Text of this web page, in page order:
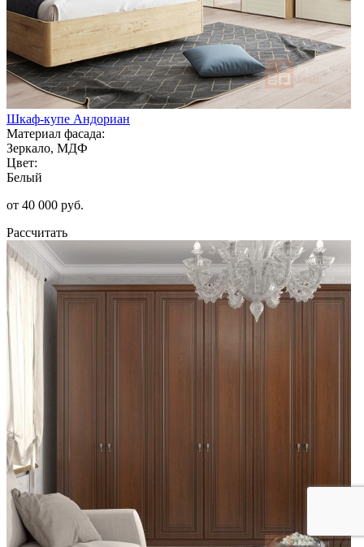
Шкаф-купе Андориан
Материал фасада:
Зеркало, МДФ
Цвет:
Белый
от 40 000 руб.
Рассчитать